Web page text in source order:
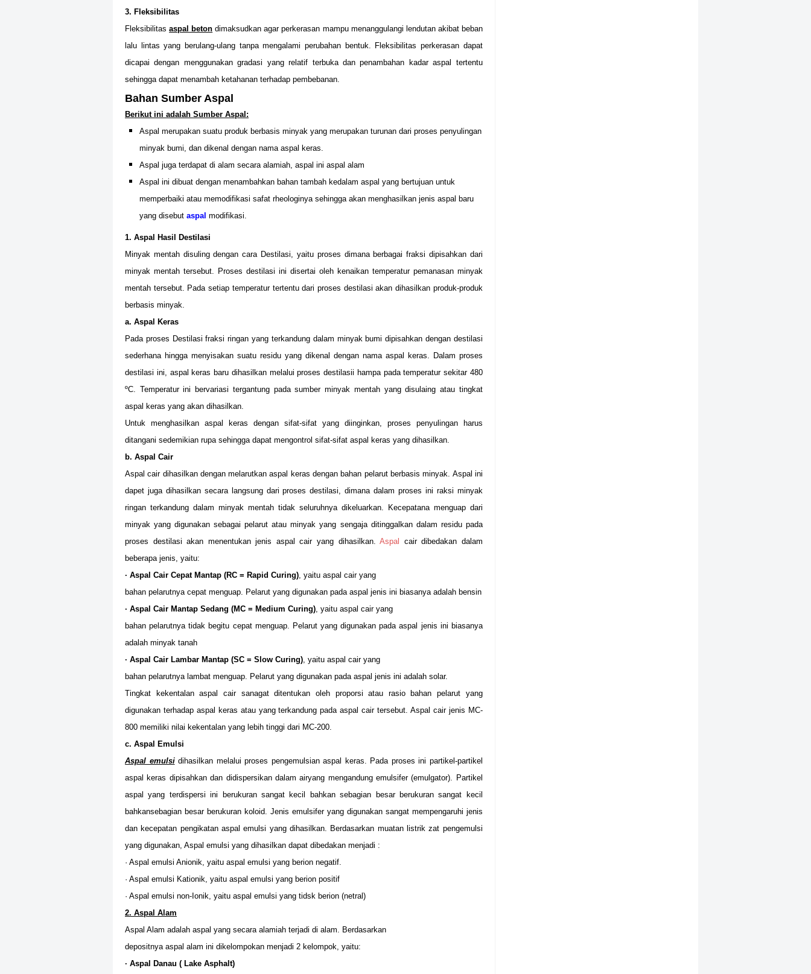
3. Fleksibilitas
Fleksibilitasaspal beton dimaksudkan agar perkerasan mampu menanggulangi lendutan akibat beban
lalu lintas yang berulang-ulang tanpa mengalami perubahan bentuk. Fleksibilitas perkerasan dapat
dicapai dengan menggunakan gradasi yang relatif terbuka dan penambahan kadar aspal tertentu
sehingga dapat menambah ketahanan terhadap pembebanan.
Bahan Sumber Aspal
Berikut ini adalah Sumber Aspal:
Aspal merupakan suatu produk berbasis minyak yang merupakan turunan dari proses penyulingan
minyak bumi, dan dikenal dengan nama aspal keras.
Aspal juga terdapat di alam secara alamiah, aspal ini aspal alam
Aspal ini dibuat dengan menambahkan bahan tambah kedalam aspal yang bertujuan untuk
memperbaiki atau memodifikasi safat rheologinya sehingga akan menghasilkan jenis aspal baru
yang disebut aspal modifikasi.
1. Aspal Hasil Destilasi
Minyak mentah disuling dengan cara Destilasi, yaitu proses dimana berbagai fraksi dipisahkan dari
minyak mentah tersebut. Proses destilasi ini disertai oleh kenaikan temperatur pemanasan minyak
mentah tersebut. Pada setiap temperatur tertentu dari proses destilasi akan dihasilkan produk-produk
berbasis minyak.
a. Aspal Keras
Pada proses Destilasi fraksi ringan yang terkandung dalam minyak bumi dipisahkan dengan destilasi
sederhana hingga menyisakan suatu residu yang dikenal dengan nama aspal keras. Dalam proses
destilasi ini, aspal keras baru dihasilkan melalui proses destilasii hampa pada temperatur sekitar 480
ºC. Temperatur ini bervariasi tergantung pada sumber minyak mentah yang disulaing atau tingkat
aspal keras yang akan dihasilkan.
Untuk menghasilkan aspal keras dengan sifat-sifat yang diinginkan, proses penyulingan harus
ditangani sedemikian rupa sehingga dapat mengontrol sifat-sifat aspal keras yang dihasilkan.
b. Aspal Cair
Aspal cair dihasilkan dengan melarutkan aspal keras dengan bahan pelarut berbasis minyak. Aspal ini
dapet juga dihasilkan secara langsung dari proses destilasi, dimana dalam proses ini raksi minyak
ringan terkandung dalam minyak mentah tidak seluruhnya dikeluarkan. Kecepatana menguap dari
minyak yang digunakan sebagai pelarut atau minyak yang sengaja ditinggalkan dalam residu pada
proses destilasi akan menentukan jenis aspal cair yang dihasilkan.Aspal
cair dibedakan dalam
beberapa jenis, yaitu:
· Aspal Cair Cepat Mantap (RC = Rapid Curing), yaitu aspal cair yang
bahan pelarutnya cepat menguap. Pelarut yang digunakan pada aspal jenis ini biasanya adalah bensin
· Aspal Cair Mantap Sedang (MC = Medium Curing), yaitu aspal cair yang
bahan pelarutnya tidak begitu cepat menguap. Pelarut yang digunakan pada aspal jenis ini biasanya
adalah minyak tanah
· Aspal Cair Lambar Mantap (SC = Slow Curing), yaitu aspal cair yang
bahan pelarutnya lambat menguap. Pelarut yang digunakan pada aspal jenis ini adalah solar.
Tingkat kekentalan aspal cair sanagat ditentukan oleh proporsi atau rasio bahan pelarut yang
digunakan terhadap aspal keras atau yang terkandung pada aspal cair tersebut. Aspal cair jenis MC-
800 memiliki nilai kekentalan yang lebih tinggi dari MC-200.
c. Aspal Emulsi
Aspal emulsidihasilkan melalui proses pengemulsian aspal keras. Pada proses ini partikel-partikel
aspal keras dipisahkan dan didispersikan dalam airyang mengandung emulsifer (emulgator). Partikel
aspal yang terdispersi ini berukuran sangat kecil bahkan sebagian besar berukuran sangat kecil
bahkansebagian besar berukuran koloid. Jenis emulsifer yang digunakan sangat mempengaruhi jenis
dan kecepatan pengikatan aspal emulsi yang dihasilkan. Berdasarkan muatan listrik zat pengemulsi
yang digunakan, Aspal emulsi yang dihasilkan dapat dibedakan menjadi :
· Aspal emulsi Anionik, yaitu aspal emulsi yang berion negatif.
· Aspal emulsi Kationik, yaitu aspal emulsi yang berion positif
· Aspal emulsi non-Ionik, yaitu aspal emulsi yang tidsk berion (netral)
2. Aspal Alam
Aspal Alam adalah aspal yang secara alamiah terjadi di alam. Berdasarkan
depositnya aspal alam ini dikelompokan menjadi 2 kelompok, yaitu:
· Aspal Danau ( Lake Asphalt)